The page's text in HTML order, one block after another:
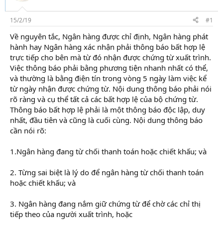
d
s
t
a
r
t
e
r
i
15/2/19 #1
Về nguyên tắc, Ngân hàng được chỉ định, Ngân hàng phát
hành hay Ngân hàng xác nhận phải thông báo bất hợp lệ
trực tiếp cho bên mà từ đó nhận được chứng từ xuất trình.
Việc thông báo phải bằng phương tiện nhanh nhất có thể,
và thường là bằng điện tín trong vòng 5 ngày làm việc kể
từ ngày nhận được chứng từ. Nội dung thông báo phải nói
rõ ràng và cụ thể tất cả các bất hợp lệ của bộ chứng từ.
Thông báo bất hợp lệ phải là một thông báo độc lập, duy
nhất, đầu tiên và cũng là cuối cùng. Nội dung thông báo
cần nói rõ:
1.Ngân hàng đang từ chối thanh toán hoặc chiết khấu; và
2. Từng sai biệt là lý do để ngân hàng từ chối thanh toán
hoặc chiết khấu; và
3. Ngân hàng đang nắm giữ chứng từ để chờ các chỉ thị
tiếp theo của người xuất trình, hoặc